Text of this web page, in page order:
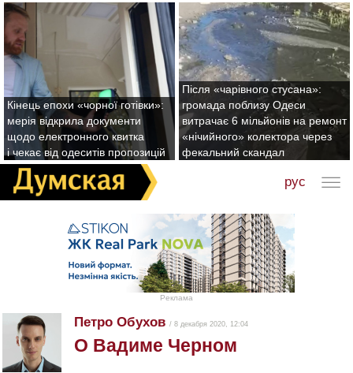
Кінець епохи «чорної готівки»:
мерія відкрила документи
щодо електронного квитка
і чекає від одеситів пропозицій
Після «чарівного стусана»:
громада поблизу Одеси
витрачає 6 мільйонів на ремонт
«нічийного» колектора через
фекальний скандал
рус
Реклама
Петро Обухов / 8 декабря 2020, 12:04
О Вадиме Черном